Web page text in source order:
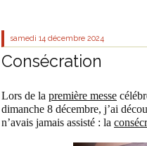
samedi 14 décembre 2024
Consécration
Lors de la première messe
dimanche 8 décembre, j’ai
n’avais jamais assisté : la